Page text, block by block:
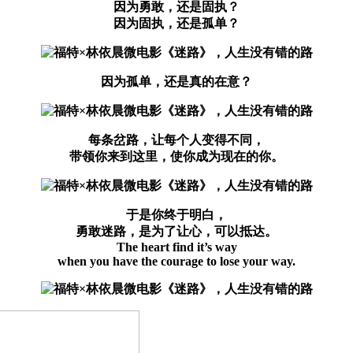
因为勇敢，还是固执？
因为固执，还是孤单？
因为孤单，还是真的在意？
每条岔路，让每个人变得不同，
带领你来到这里，使你成为现在的你。
于是你终于明白，
勇敢迷路，是为了让心，可以抵达。
The heart find it’s way
when you have the courage to lose your way.